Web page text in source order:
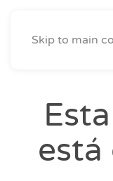
Skip to main
está